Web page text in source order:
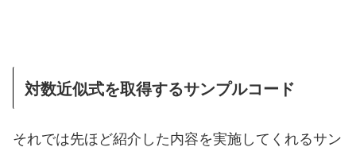
対数近似式を取得するサンプルコード
それでは先ほど紹介した内容を実施してくれるサン